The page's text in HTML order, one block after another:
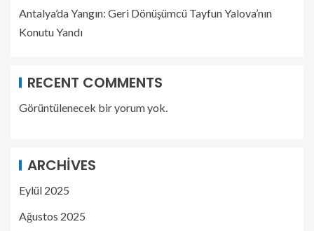
Antalya’da Yangın: Geri Dönüşümcü Tayfun Yalova’nın
Konutu Yandı
RECENT COMMENTS
Görüntülenecek bir yorum yok.
ARCHIVES
Eylül 2025
Ağustos 2025